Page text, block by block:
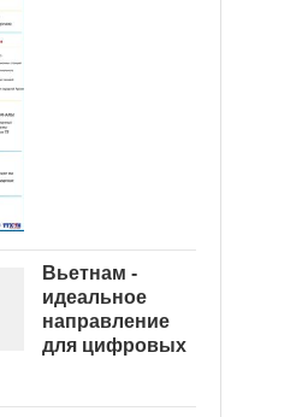
Вьетнам -
идеальное
направление
для цифровых